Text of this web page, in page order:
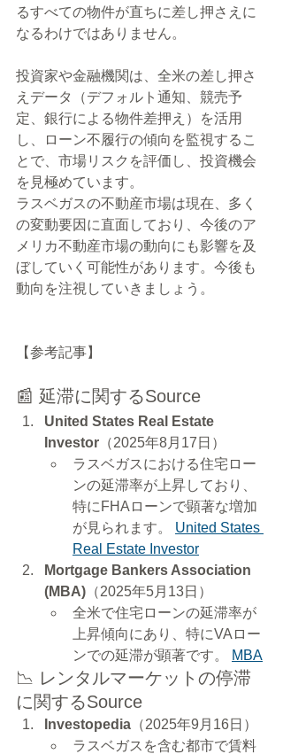
るすべての物件が直ちに差し押さえに
なるわけではありません。
投資家や金融機関は、全米の差し押さ
えデータ（デフォルト通知、競売予
定、銀行による物件差押え）を活用
し、ローン不履行の傾向を監視するこ
とで、市場リスクを評価し、投資機会
を見極めています。
ラスベガスの不動産市場は現在、多く
の変動要因に直面しており、今後のア
メリカ不動産市場の動向にも影響を及
ぼしていく可能性があります。今後も
動向を注視していきましょう。
【参考記事】
📰 延滞に関するSource
United States Real Estate
Investor （2025年8月17日）
ラスベガスにおける住宅ロー
ンの延滞率が上昇しており、
特にFHAローンで顕著な増加
が見られます。 United States
Real Estate Investor
Mortgage Bankers Association
(MBA) （2025年5月13日）
全米で住宅ローンの延滞率が
上昇傾向にあり、特にVAロー
ンでの延滞が顕著です。
MBA
📉 レンタルマーケットの停滞
に関するSource
Investopedia （2025年9月16日）
ラスベガスを含む都市で賃料